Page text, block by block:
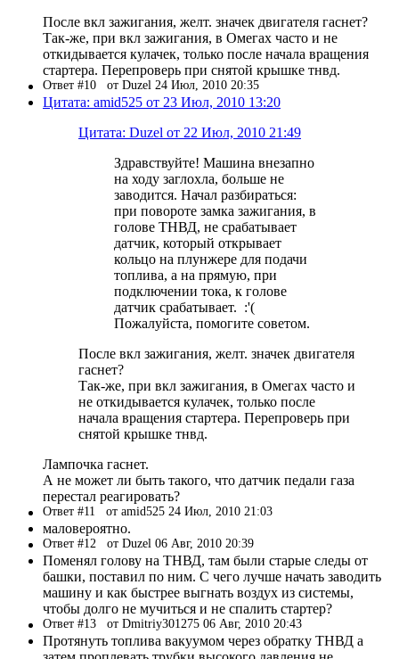
После вкл зажигания, желт. значек двигателя гаснет?
Так-же, при вкл зажигания, в Омегах часто и не
откидывается кулачек, только после начала вращения
стартера. Перепроверь при снятой крышке тнвд.
Ответ #10 от Duzel 24 Июл, 2010 20:35
Цитата: amid525 от 23 Июл, 2010 13:20
Цитата: Duzel от 22 Июл, 2010 21:49
Здравствуйте! Машина внезапно
на ходу заглохла, больше не
заводится. Начал разбираться:
при повороте замка зажигания, в
голове ТНВД, не срабатывает
датчик, который открывает
кольцо на плунжере для подачи
топлива, а на прямую, при
подключении тока, к голове
датчик срабатывает. :'(
Пожалуйста, помогите советом.
После вкл зажигания, желт. значек двигателя
гаснет?
Так-же, при вкл зажигания, в Омегах часто и
не откидывается кулачек, только после
начала вращения стартера. Перепроверь при
снятой крышке тнвд.
Лампочка гаснет.
А не может ли быть такого, что датчик педали газа
перестал реагировать?
Ответ #11 от amid525 24 Июл, 2010 21:03
маловероятно.
Ответ #12 от Duzel 06 Авг, 2010 20:39
Поменял голову на ТНВД, там были старые следы от
башки, поставил по ним. С чего лучше начать заводить
машину и как быстрее выгнать воздух из системы,
чтобы долго не мучиться и не спалить стартер?
Ответ #13 от Dmitriy301275 06 Авг, 2010 20:43
Протянуть топлива вакуумом через обратку ТНВД а